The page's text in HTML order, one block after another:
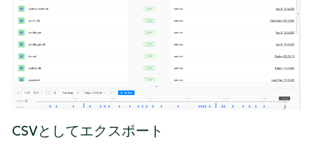
CSVとしてエクスポート